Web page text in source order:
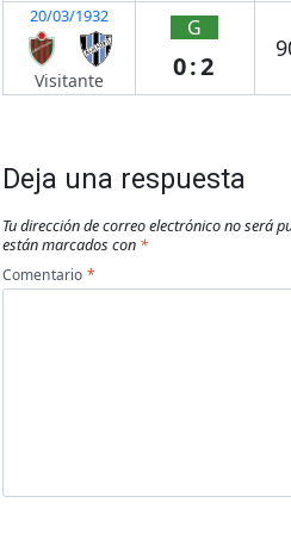
20/03/1932
Visitante
G
0:2
Deja una respuesta
Tu dirección de correo electrónico no será
están marcados con *
Comentario *